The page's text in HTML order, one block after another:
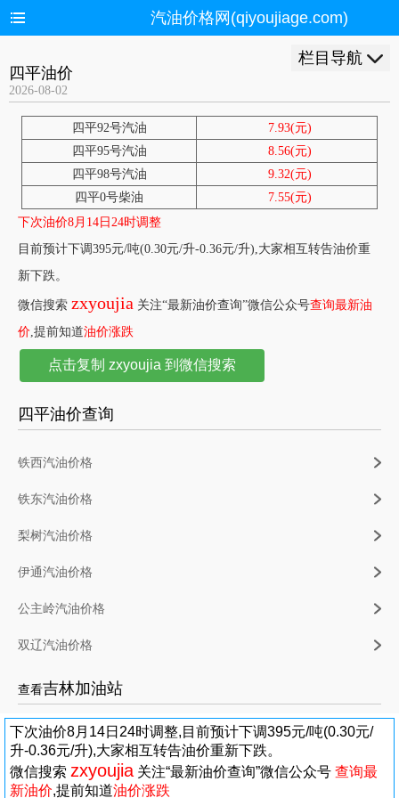
汽油价格网(qiyoujiage.com)
栏目导航
四平油价
2026-08-02
四平92号汽油
7.93(元)
四平95号汽油
8.56(元)
四平98号汽油
9.32(元)
四平0号柴油
7.55(元)
下次油价8月14日24时调整
目前预计下调395元/吨(0.30元/升-0.36元/升),大家相互转告油价重
新下跌。
微信搜索 zxyoujia 关注“最新油价查询”微信公众号查询最新油
价,提前知道油价涨跌
点击复制 zxyoujia 到微信搜索
四平油价查询
铁西汽油价格
铁东汽油价格
梨树汽油价格
伊通汽油价格
公主岭汽油价格
双辽汽油价格
查看吉林加油站
下次油价8月14日24时调整,目前预计下调395元/吨(0.30元/
升-0.36元/升),大家相互转告油价重新下跌。
微信搜索 zxyoujia 关注“最新油价查询”微信公众号 查询最
新油价,提前知道油价涨跌